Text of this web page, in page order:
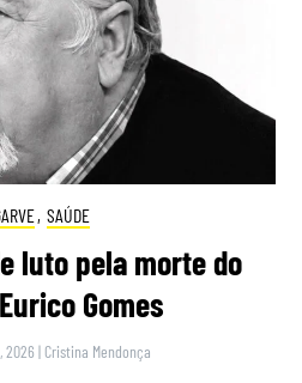
, SAÚDE
luto pela morte do
Gomes
2026 | Cristina Mendonça